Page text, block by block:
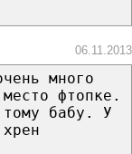
06.11.2013
много
фтопке.
бабу. У